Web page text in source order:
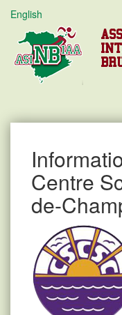
English
Centre
de-